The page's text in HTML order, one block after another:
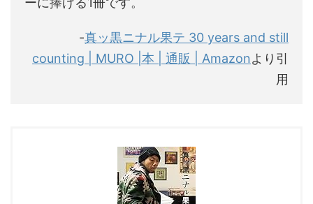
-真ッ黒ニナル果テ 30 years and still
counting | MURO |本 | 通販 | Amazonより引
用